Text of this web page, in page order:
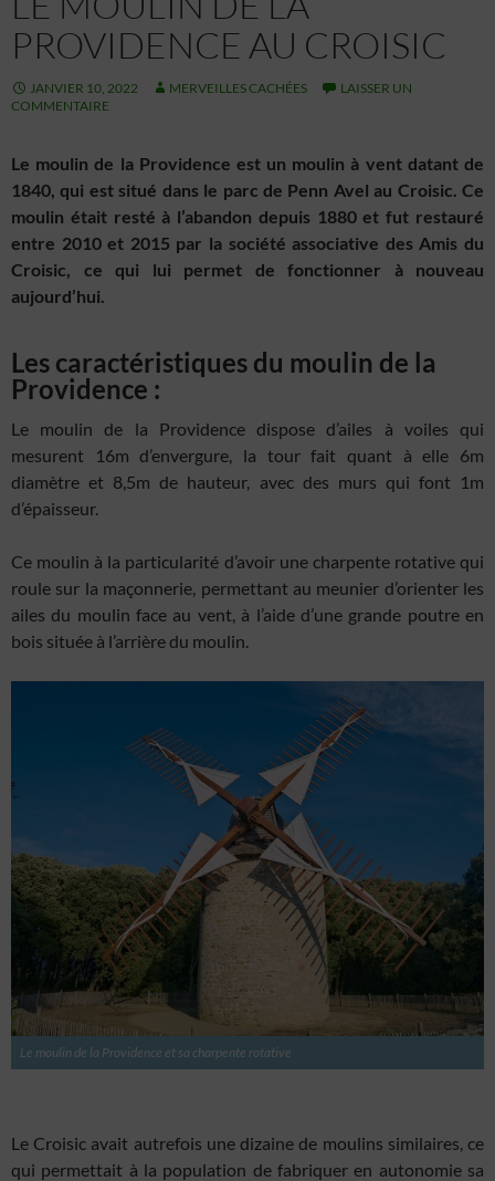
PROVIDENCE AU CROISIC
JANVIER 10, 2022 MERVEILLES CACHÉES
LAISSER UN
COMMENTAIRE
Le moulin de la Providence est un moulin à vent datant de
1840, qui est situé dans le parc de Penn Avel au Croisic. Ce
moulin était resté à l’abandon depuis 1880 et fut restauré
entre 2010 et 2015 par la société associative des Amis du
Croisic, ce qui lui permet de fonctionner à nouveau
aujourd’hui.
Les caractéristiques du moulin de la
Providence :
Le moulin de la Providence dispose d’ailes à voiles qui
mesurent 16m d’envergure, la tour fait quant à elle 6m
diamètre et 8,5m de hauteur, avec des murs qui font 1m
d’épaisseur.
Ce moulin à la particularité d’avoir une charpente rotative qui
roule sur la maçonnerie, permettant au meunier d’orienter les
ailes du moulin face au vent, à l’aide d’une grande poutre en
bois située à l’arrière du moulin.
Le moulin de la Providence et sa charpente rotative
Le Croisic avait autrefois une dizaine de moulins similaires, ce
qui permettait à la population de fabriquer en autonomie sa